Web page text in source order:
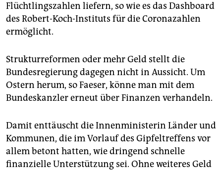
Flüchtlingszahlen liefern, so wie es das Dashboard
des Robert-Koch-Instituts für die Coronazahlen
ermöglicht.
Strukturreformen oder mehr Geld stellt die
Bundesregierung dagegen nicht in Aussicht. Um
Ostern herum, so Faeser, könne man mit dem
Bundeskanzler erneut über Finanzen verhandeln.
Damit enttäuscht die Innenministerin Länder und
Kommunen, die im Vorlauf des Gipfeltreffens vor
allem betont hatten, wie dringend schnelle
finanzielle Unterstützung sei. Ohne weiteres Geld